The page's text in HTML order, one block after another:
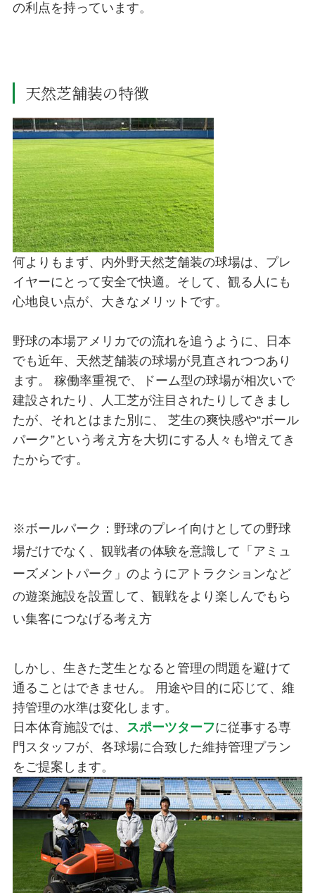
の利点を持っています。
天然芝舗装の特徴
何よりもまず、内外野天然芝舗装の球場は、プレ
イヤーにとって安全で快適。そして、観る人にも
心地良い点が、大きなメリットです。
野球の本場アメリカでの流れを追うように、日本
でも近年、天然芝舗装の球場が見直されつつあり
ます。 稼働率重視で、ドーム型の球場が相次いで
建設されたり、人工芝が注目されたりしてきまし
たが、それとはまた別に、 芝生の爽快感や“ボール
パーク”という考え方を大切にする人々も増えてき
たからです。
※ボールパーク：野球のプレイ向けとしての野球
場だけでなく、観戦者の体験を意識して「アミュ
ーズメントパーク」のようにアトラクションなど
の遊楽施設を設置して、観戦をより楽しんでもら
い集客につなげる考え方
しかし、生きた芝生となると管理の問題を避けて
通ることはできません。 用途や目的に応じて、維
持管理の水準は変化します。
日本体育施設では、 スポーツターフに従事する専
門スタッフが、各球場に合致した維持管理プラン
をご提案します。